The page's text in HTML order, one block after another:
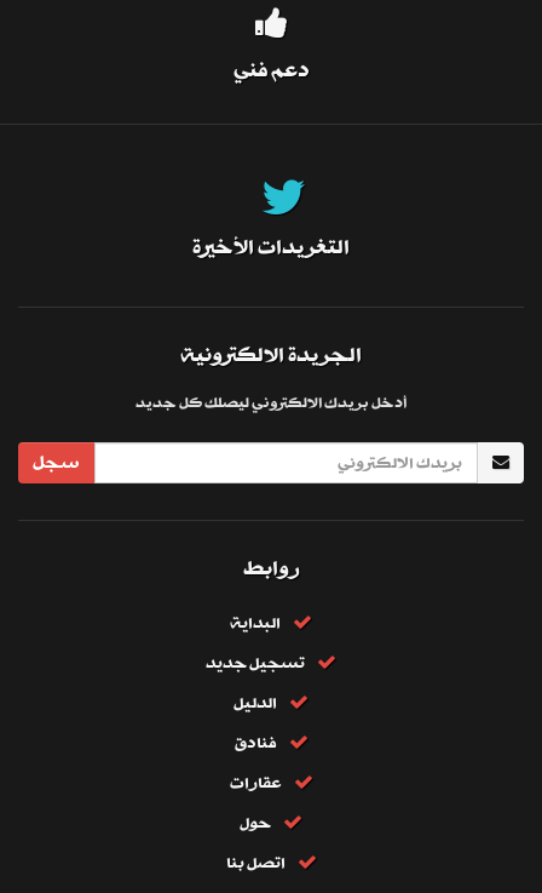
دعم فني
التغريدات الأخيرة
الجريدة الالكترونية
أدخل بريدك الالكتروني ليصلك كل جديد
سجل
روابط
البداية
تسجيل جديد
الدليل
فنادق
عقارات
حول
اتصل بنا